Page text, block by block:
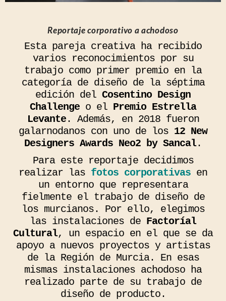
Reportaje corporativo a achodoso
Esta pareja creativa ha recibido
varios reconocimientos por su
trabajo como primer premio en la
categoría de diseño de la séptima
edición del Cosentino Design
Challenge o el Premio Estrella
Levante. Además, en 2018 fueron
galarnodanos con uno de los 12 New
Designers Awards Neo2 by Sancal.
Para este reportaje decidimos
realizar las fotos corporativas en
un entorno que representara
fielmente el trabajo de diseño de
los murcianos. Por ello, elegimos
las instalaciones de Factoríal
Cultural, un espacio en el que se da
apoyo a nuevos proyectos y artistas
de la Región de Murcia. En esas
mismas instalaciones achodoso ha
realizado parte de su trabajo de
diseño de producto.